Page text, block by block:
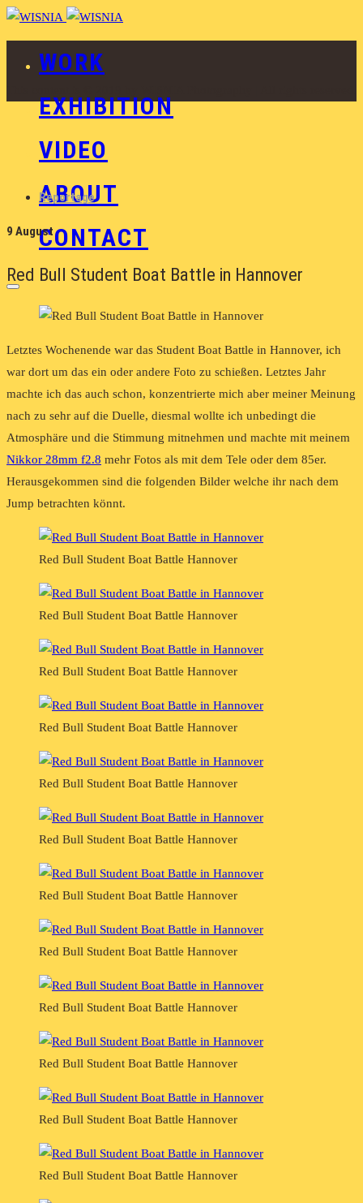
WORK
EXHIBITION
VIDEO
ABOUT
CONTACT
Reportage
9 August
Red Bull Student Boat Battle in Hannover
Letztes Wochenende war das Student Boat Battle in Hannover, ich
war dort um das ein oder andere Foto zu schießen. Letztes Jahr
machte ich das auch schon, konzentrierte mich aber meiner Meinung
nach zu sehr auf die Duelle, diesmal wollte ich unbedingt die
Atmosphäre und die Stimmung mitnehmen und machte mit meinem
Nikkor 28mm f2.8 mehr Fotos als mit dem Tele oder dem 85er.
Herausgekommen sind die folgenden Bilder welche ihr nach dem
Jump betrachten könnt.
Red Bull Student Boat Battle Hannover
Red Bull Student Boat Battle Hannover
Red Bull Student Boat Battle Hannover
Red Bull Student Boat Battle Hannover
Red Bull Student Boat Battle Hannover
Red Bull Student Boat Battle Hannover
Red Bull Student Boat Battle Hannover
Red Bull Student Boat Battle Hannover
Red Bull Student Boat Battle Hannover
Red Bull Student Boat Battle Hannover
Red Bull Student Boat Battle Hannover
Red Bull Student Boat Battle Hannover